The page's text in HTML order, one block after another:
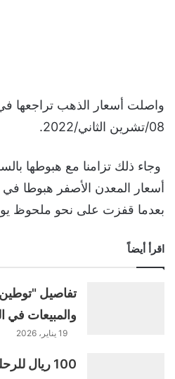
واصلت أسعار الذهب تراجعها في
08/تشرين الثاني/2022.
وجاء ذلك تزامنا مع هبوطها
أسعار المعدن الأصفر هبوطا في
بعدما قفزت على نحو ملحوظ
اقرأ أيضاً
والمبيعات في
19 يناير، 2026
100 ريال